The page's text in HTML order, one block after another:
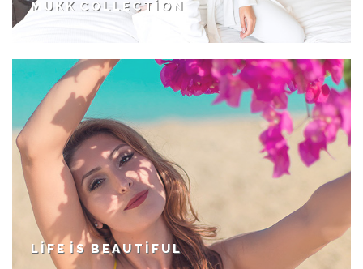
MUKK COLLECTION
LIFE IS BEAUTIFUL